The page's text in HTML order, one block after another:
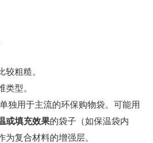
粗糙。
型。
独用于主流的环保购物袋。可能用
或填充效果的袋子（如保温袋内
复合材料的增强层。